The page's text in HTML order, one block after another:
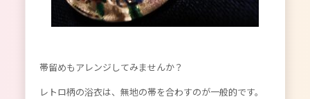
帯留めもアレンジしてみませんか？
レトロ柄の浴衣は、無地の帯を合わすのが一般的です。